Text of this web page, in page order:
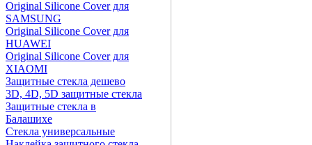
Original Silicone Cover для
SAMSUNG
Original Silicone Cover для
HUAWEI
Original Silicone Cover для
XIAOMI
Защитные стекла дешево
3D, 4D, 5D защитные стекла
Защитные стекла в
Балашихе
Стекла универсальные